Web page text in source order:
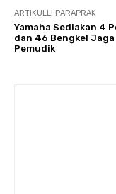
ARTIKULLI PARAPRAK
Yamaha Sediakan 4
dan 46 Bengkel
Pemudik